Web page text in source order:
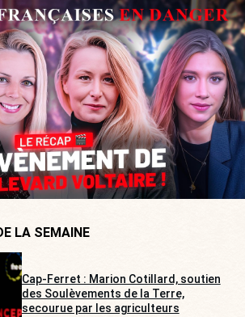
LA SEMAINE
Cap-Ferret : Marion Cotillard, soutien
des Soulèvements de la Terre,
secourue par les agriculteurs